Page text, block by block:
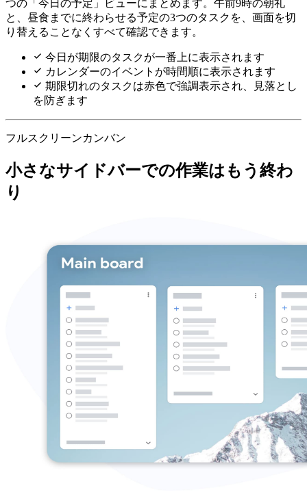
つの「今日の予定」ビューにまとめます。午前9時の朝礼
と、昼食までに終わらせる予定の3つのタスクを、画面を切
り替えることなくすべて確認できます。
今日が期限のタスクが一番上に表示されます
カレンダーのイベントが時間順に表示されます
期限切れのタスクは赤色で強調表示され、見落とし
を防ぎます
フルスクリーンカンバン
小さなサイドバーでの作業はもう終わ
り